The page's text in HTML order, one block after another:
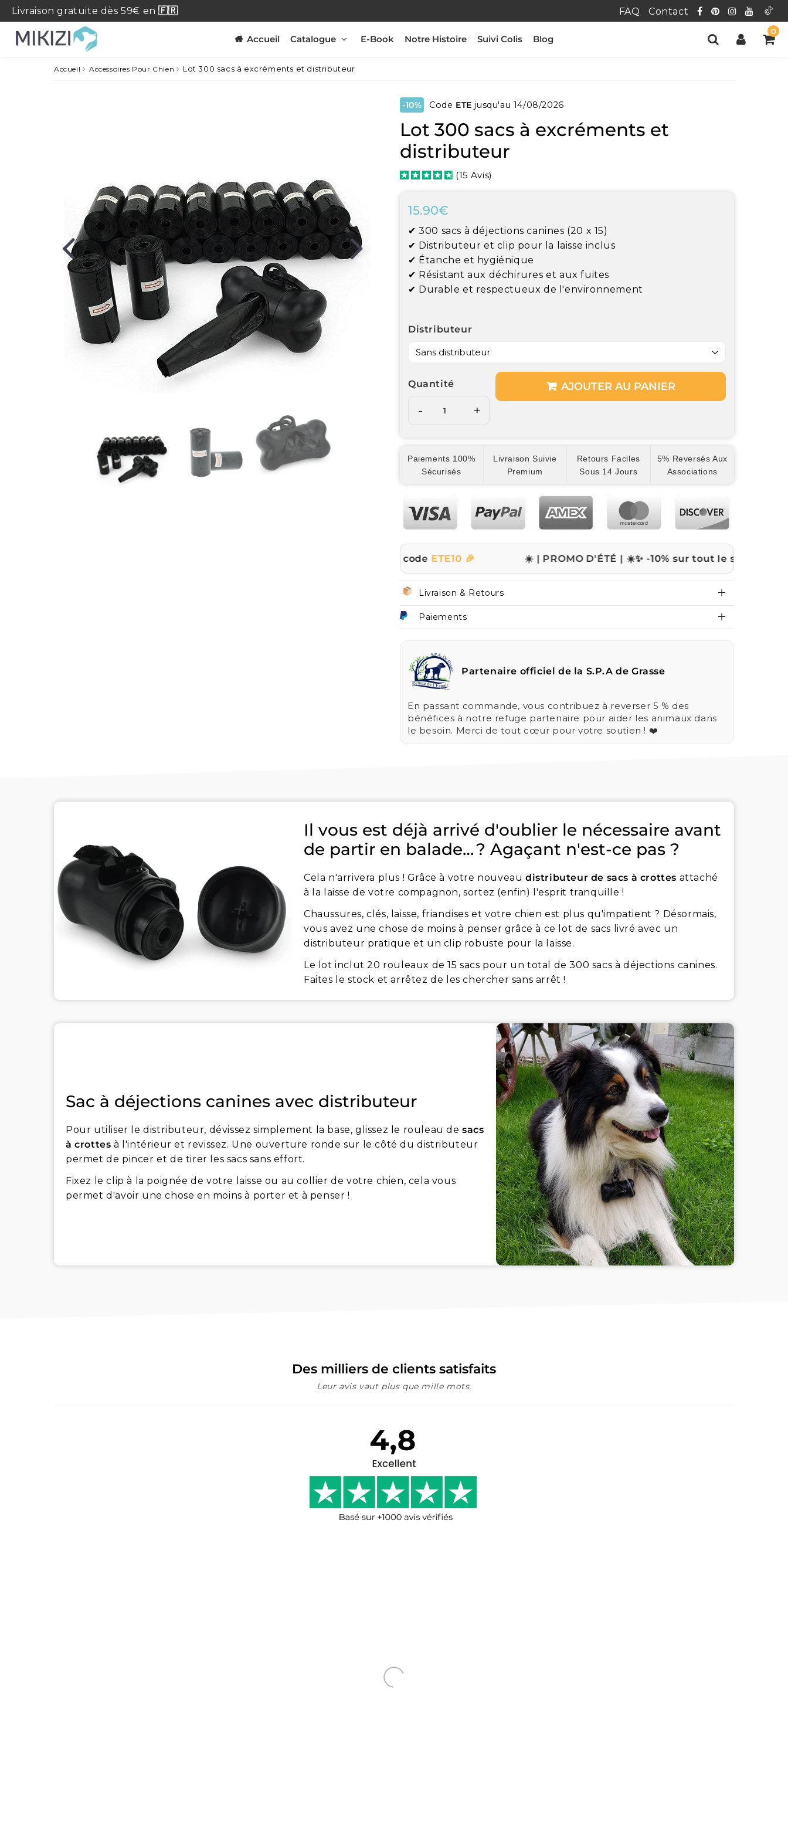
Livraison gratuite dès 59€ en🇫🇷 FAQ Contact
Accueil Catalogue E-Book Notre Histoire Suivi Colis Blog
0
Accueil › Accessoires Pour Chien › Lot 300 sacs à excréments et distributeur
-10% Code ETE jusqu'au 14/08/2026
Lot 300 sacs à excréments et
distributeur
(15 Avis)
15.90€
price
✔ 300 sacs à déjections canines (20 x 15)
✔ Distributeur et clip pour la laisse inclus
✔ Étanche et hygiénique
✔ Résistant aux déchirures et aux fuites
✔ Durable et respectueux de l'environnement
Distributeur
Quantité
- +
AJOUTER AU PANIER
Paiements 100%
Sécurisés
Livraison Suivie
Premium
Retours Faciles
Sous 14 Jours
5% Reversés Aux
Associations
ETE10 🎉 ☀️ | PROMO D'ÉTÉ | ☀️✨ -10% sur tout le site avec le code
Livraison & Retours
Paiements
Partenaire officiel de la S.P.A de Grasse
En passant commande, vous contribuez à reverser 5 % des
bénéfices à notre refuge partenaire pour aider les animaux dans
le besoin. Merci de tout cœur pour votre soutien ! ❤️
Il vous est déjà arrivé d'oublier le nécessaire avant
de partir en balade… ? Agaçant n'est-ce pas ?
Cela n'arrivera plus ! Grâce à votre nouveau distributeur de sacs à crottes attaché
à la laisse de votre compagnon, sortez (enfin) l'esprit tranquille !
Chaussures, clés, laisse, friandises et votre chien est plus qu'impatient ? Désormais,
vous avez une chose de moins à penser grâce à ce lot de sacs livré avec un
distributeur pratique et un clip robuste pour la laisse.
Le lot inclut 20 rouleaux de 15 sacs pour un total de 300 sacs à déjections canines.
Faites le stock et arrêtez de les chercher sans arrêt !
Sac à déjections canines avec distributeur
Pour utiliser le distributeur, dévissez simplement la base, glissez le rouleau desacs
à crottes à l'intérieur et revissez. Une ouverture ronde sur le côté du distributeur
permet de pincer et de tirer les sacs sans effort.
Fixez le clip à la poignée de votre laisse ou au collier de votre chien, cela vous
permet d'avoir une chose en moins à porter et à penser !
Des milliers de clients satisfaits
Leur avis vaut plus que mille mots.